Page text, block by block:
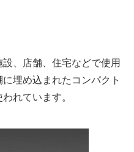
、店舗、住宅などで使用
埋め込まれたコンパクト
れています。